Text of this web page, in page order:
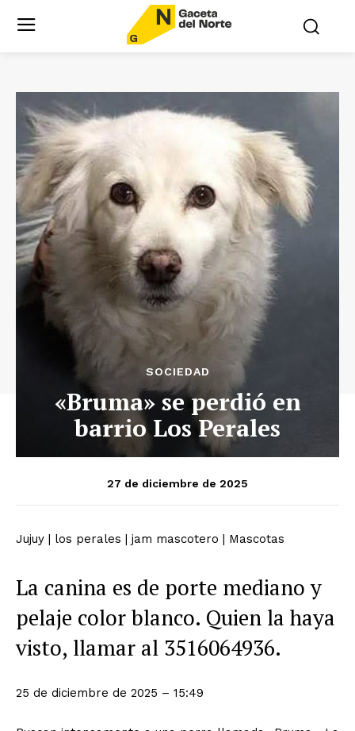
SOCIEDAD
«Bruma» se perdió en
barrio Los Perales
27 de diciembre de 2025
Jujuy | los perales | jam mascotero | Mascotas
La canina es de porte mediano y
pelaje color blanco. Quien la haya
visto, llamar al 3516064936.
25 de diciembre de 2025 – 15:49